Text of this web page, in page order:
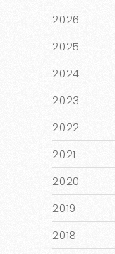
2026
2025
2024
2023
2022
2021
2020
2019
2018